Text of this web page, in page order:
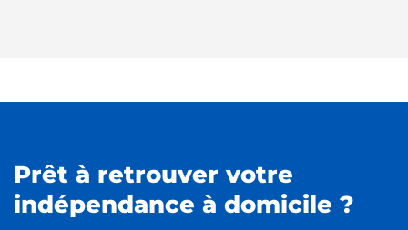
Prêt à retrouver votre
indépendance à domicile ?